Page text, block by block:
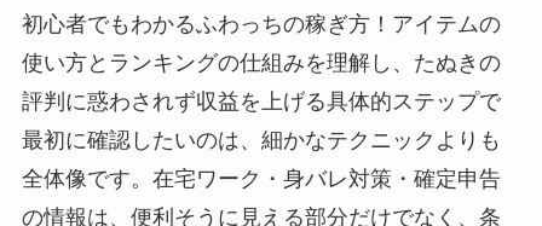
初心者でもわかるふわっちの稼ぎ方！アイテムの
使い方とランキングの仕組みを理解し、たぬきの
評判に惑わされず収益を上げる具体的ステップで
最初に確認したいのは、細かなテクニックよりも
全体像です。在宅ワーク・身バレ対策・確定申告
の情報は、便利そうに見える部分だけでなく、条